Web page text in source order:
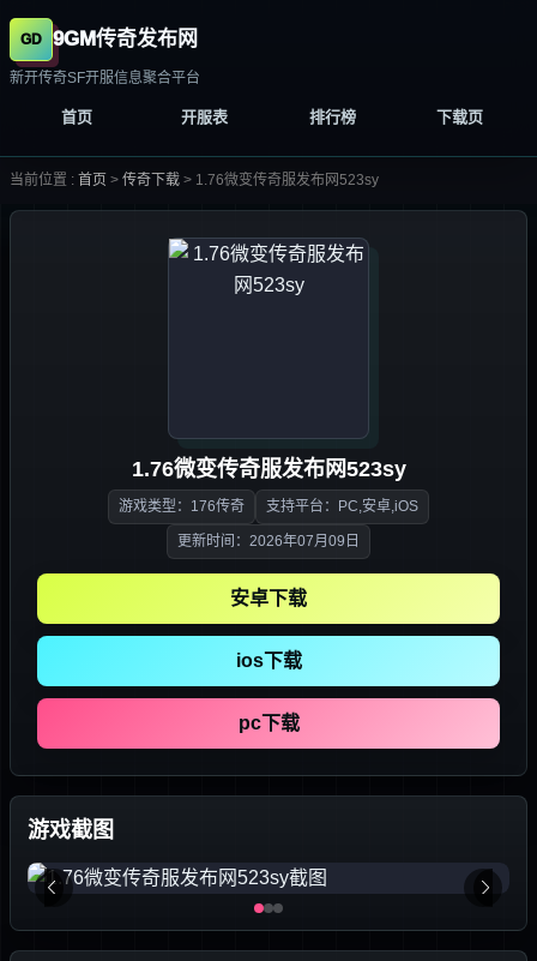
9GM传奇发布网
新开传奇SF开服信息聚合平台
首页 开服表 排行榜 下载页
当前位置 : 首页 > 传奇下载 > 1.76微变传奇服发布网523sy
1.76微变传奇服发布网523sy
游戏类型：176传奇 支持平台：PC,安卓,iOS
更新时间：2026年07月09日
安卓下载
ios下载
pc下载
游戏截图